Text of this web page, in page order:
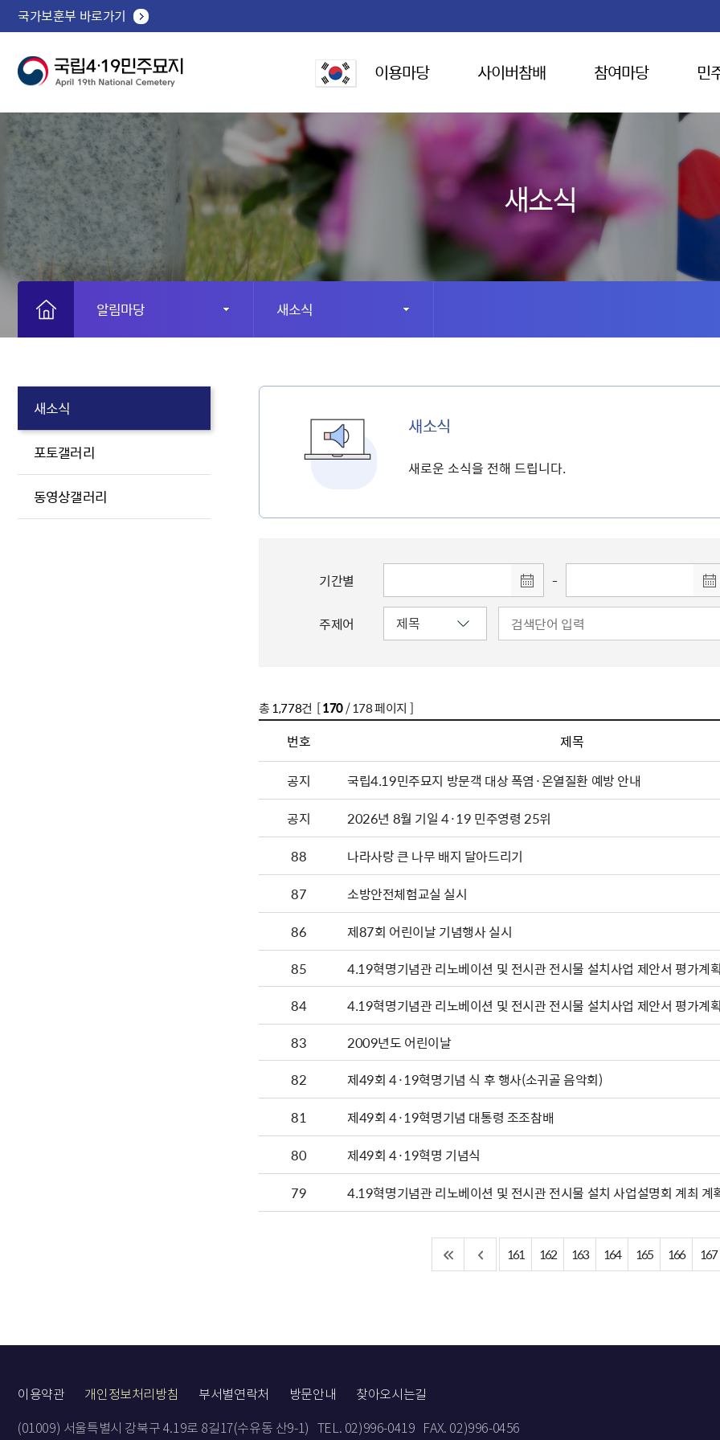
국가보훈부 바로가기
이용마당 사이버참배 참여마당 민
새소식
알림마당 새소식
새소식
포토갤러리
동영상갤러리
새소식
새로운 소식을 전해 드립니다.
기간별 -
주제어
총1,778건 [170/ 178 페이지 ]
번호 제목
공지
국립4.19민주묘지 방문객 대상 폭염·온열질환 예방 안내
공지
2026년 8월 기일 4·19 민주영령 25위
88
나라사랑 큰 나무 배지 달아드리기
87
소방안전체험교실 실시
86
제87회 어린이날 기념행사 실시
85
4.19혁명기념관 리노베이션 및 전시관 전시물 설치사업 제안서 평가계
84
4.19혁명기념관 리노베이션 및 전시관 전시물 설치사업 제안서 평가계
83
2009년도 어린이날
82
제49회 4·19혁명기념 식 후 행사(소귀골 음악회)
81
제49회 4·19혁명기념 대통령 조조참배
80
제49회 4·19혁명 기념식
79
4.19혁명기념관 리노베이션 및 전시관 전시물 설치 사업설명회 계최 계
161 162 163 164 165 166 167
이용약관 개인정보처리방침 부서별연락처 방문안내 찾아오시는길
(01009) 서울특별시 강북구 4.19로 8길17(수유동 산9-1) TEL. 02)996-0419 FAX. 02)996-0456